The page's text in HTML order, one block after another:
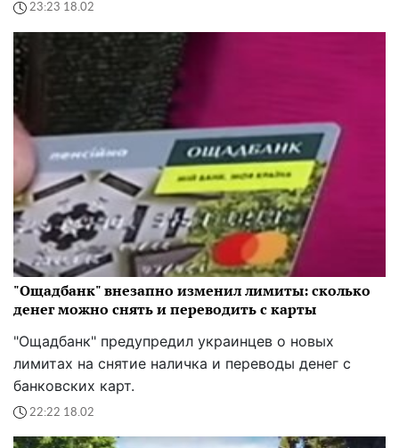
23:23 18.02
"Ощадбанк" внезапно изменил лимиты: сколько
денег можно снять и переводить с карты
"Ощадбанк" предупредил украинцев о новых
лимитах на снятие наличка и переводы денег с
банковских карт.
22:22 18.02